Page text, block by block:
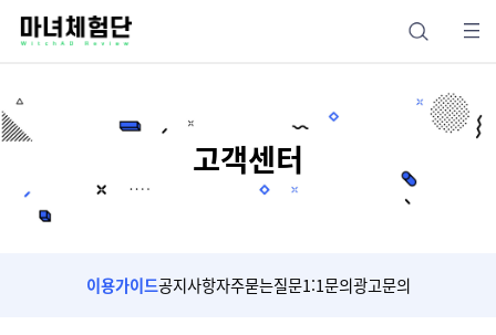
고객센터
이용가이드공지사항자주묻는질문1:1문의광고문의